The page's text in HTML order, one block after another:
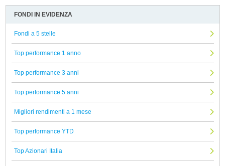
FONDI IN EVIDENZA
Fondi a 5 stelle
Top performance 1 anno
Top performance 3 anni
Top performance 5 anni
Migliori rendimenti a 1 mese
Top performance YTD
Top Azionari Italia